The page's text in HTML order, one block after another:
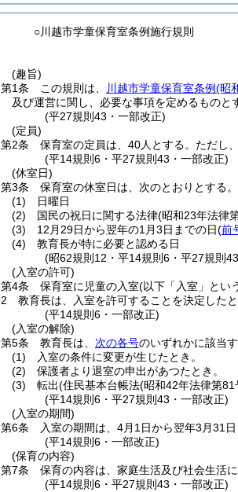
○川越市学童保育室条例施行規則
(趣旨)
第1条
この規則は、 川越市学童保育室条例(昭
及び運営に関し、必要な事項を定めるものと
(平27規則43・一部改正)
(定員)
第2条
保育室の定員は、40人とする。 ただし
(平14規則6・平27規則43・一部改正)
(休室日)
第3条
保育室の休室日は、次のとおりとする。
(1)
日曜日
(2)
国民の祝日に関する法律(昭和23年法律
(3)
12月29日から翌年の1月3日までの日(前
(4)
教育長が特に必要と認める日
(昭62規則12・平14規則6・平27規則
(入室の許可)
第4条
保育室に児童の入室(以下「入室」とい
2
教育長は、入室を許可することを決定した
(平14規則6・一部改正)
(入室の解除)
第5条
教育長は、 次の各号のいずれかに該当
(1)
入室の条件に変更が生じたとき。
(2)
保護者より退室の申出があつたとき。
(3)
転出(住民基本台帳法(昭和42年法律第81
(平14規則6・平27規則43・一部改正)
(入室の期間)
第6条
入室の期間は、4月1日から翌年3月31日
(平14規則6・一部改正)
(保育の内容)
第7条
保育の内容は、家庭生活及び社会生活
(平14規則6・平27規則43・一部改正)